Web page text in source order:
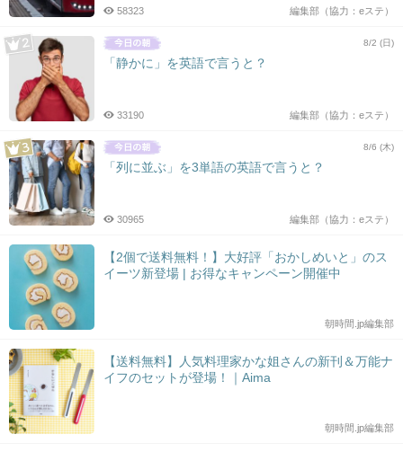
編集部（協力：eステ）
58323
8/2 (日)
「静かに」を英語で言うと？
編集部（協力：eステ）
33190
8/6 (木)
「列に並ぶ」を3単語の英語で言うと？
編集部（協力：eステ）
30965
【2個で送料無料！】大好評「おかしめいと」のス
イーツ新登場 | お得なキャンペーン開催中
朝時間.jp編集部
【送料無料】人気料理家かな姐さんの新刊＆万能ナ
イフのセットが登場！｜Aima
朝時間.jp編集部